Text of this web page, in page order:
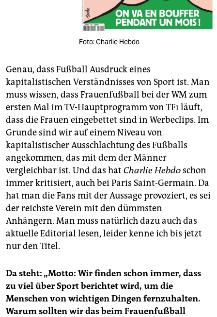
Foto: Charlie Hebdo
Genau, dass Fußball Ausdruck eines
kapitalistischen Verständnisses von Sport ist. Man
muss wissen, dass Frauenfußball bei der WM zum
ersten Mal im TV-Hauptprogramm von TF1 läuft,
dass die Frauen eingebettet sind in Werbeclips. Im
Grunde sind wir auf einem Niveau von
kapitalistischer Ausschlachtung des Fußballs
angekommen, das mit dem der Männer
vergleichbar ist. Und das hat Charlie Hebdo schon
immer kritisiert, auch bei Paris Saint-Germain. Da
hat man die Fans mit der Aussage provoziert, es sei
der reichste Verein mit den dümmsten
Anhängern. Man muss natürlich dazu auch das
aktuelle Editorial lesen, leider kenne ich bis jetzt
nur den Titel.
Da steht: „Motto: Wir finden schon immer, dass
zu viel über Sport berichtet wird, um die
Menschen von wichtigen Dingen fernzuhalten.
Warum sollten wir das beim Frauenfußball